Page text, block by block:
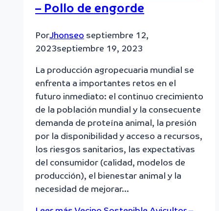
– Pollo de engorde
PorJhonseo septiembre 12,
2023septiembre 19, 2023
La producción agropecuaria mundial se
enfrenta a importantes retos en el
futuro inmediato: el continuo crecimiento
de la población mundial y la consecuente
demanda de proteína animal, la presión
por la disponibilidad y acceso a recursos,
los riesgos sanitarios, las expectativas
del consumidor (calidad, modelos de
producción), el bienestar animal y la
necesidad de mejorar…